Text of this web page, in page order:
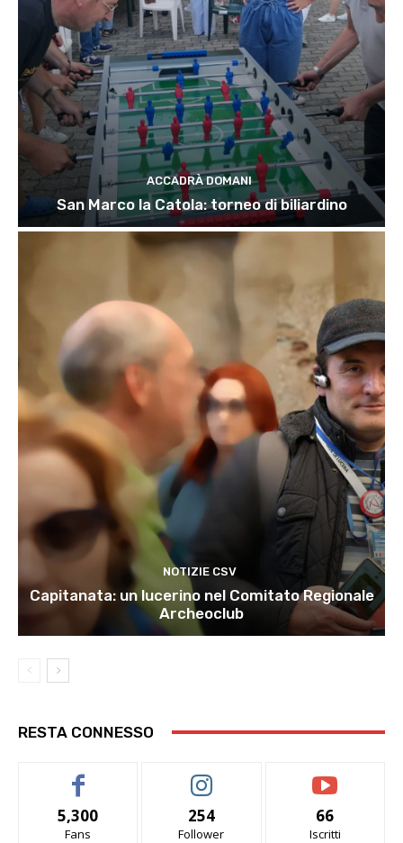
ACCADRÀ DOMANI
San Marco la Catola: torneo di biliardino
NOTIZIE CSV
Capitanata: un lucerino nel Comitato Regionale
Archeoclub
RESTA CONNESSO
5,300
Fans
254
Follower
66
Iscritti